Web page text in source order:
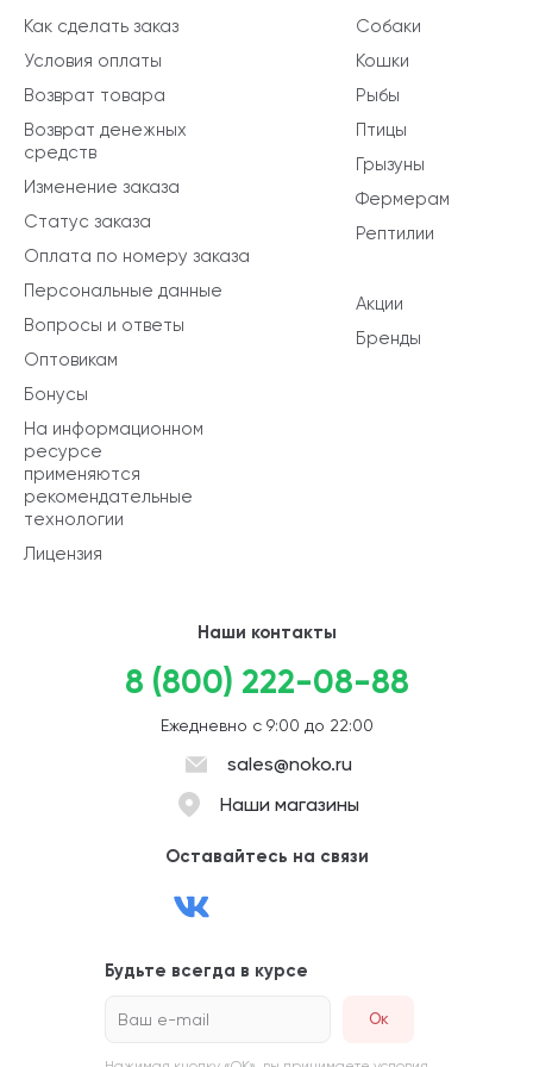
Собаки
Кошки
Рыбы
Птицы
Грызуны
Фермерам
Рептилии
Акции
Бренды
Как сделать заказ
Условия оплаты
Возврат товара
Возврат денежных
средств
Изменение заказа
Статус заказа
Оплата по номеру заказа
Персональные данные
Вопросы и ответы
Оптовикам
Бонусы
На информационном
ресурсе
применяются
рекомендательные
технологии
Лицензия
Наши контакты
8 (800) 222-08-88
Ежедневно с 9:00 до 22:00
sales@noko.ru
Наши магазины
Оставайтесь на связи
Будьте всегда в курсе
Ваш e-mail